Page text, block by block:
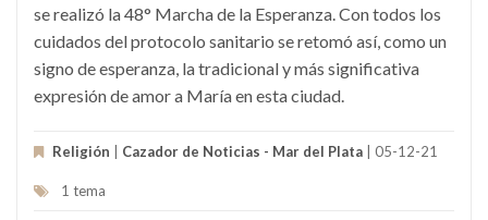
se realizó la 48° Marcha de la Esperanza. Con todos los
cuidados del protocolo sanitario se retomó así, como un
signo de esperanza, la tradicional y más significativa
expresión de amor a María en esta ciudad.
Religión Cazador de Noticias - Mar del Plata | 05-12-21
1 tema